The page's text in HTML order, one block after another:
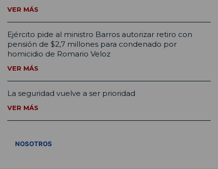
VER MÁS
Ejército pide al ministro Barros autorizar retiro con
pensión de $2,7 millones para condenado por
homicidio de Romario Veloz
VER MÁS
La seguridad vuelve a ser prioridad
VER MÁS
NOSOTROS